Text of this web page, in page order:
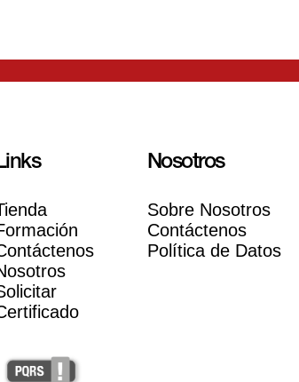
Nosotros
Sobre Nosotros
Contáctenos
Política de Datos